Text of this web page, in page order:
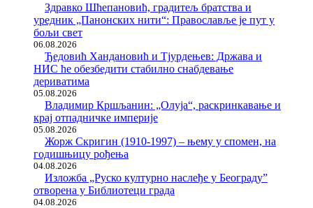
Здравко Шћепановић, градитељ братства и
уредник „Панонских нити“: Православље је пут у
бољи свет
06.08.2026
Ђедовић Хандановић и Тјурдењев: Држава и
НИС ће обезбедити стабилно снабдевање
дериватима
05.08.2026
Владимир Кршљанин: „Олуја“, раскринкавање и
крај отпадничке империје
05.08.2026
Жорж Скригин (1910-1997) – њему у спомен, на
годишњицу рођења
04.08.2026
Изложба „Руско културно наслеђе у Београду”
отворена у Библиотеци града
04.08.2026